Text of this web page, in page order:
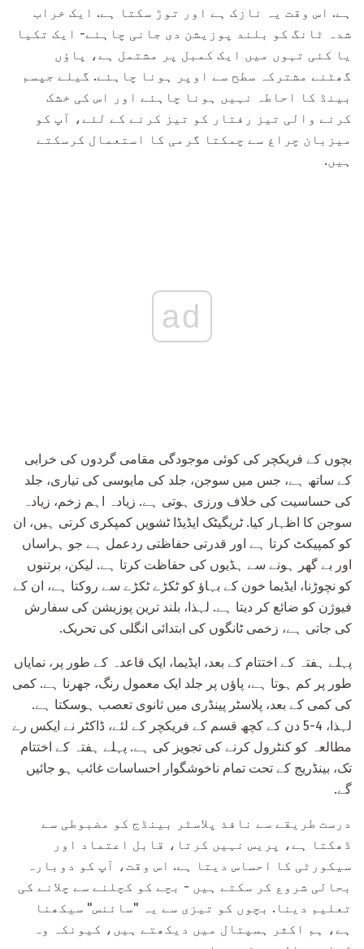
ہے. اس وقت یہ نازک ہے اور توڑ سکتا ہے. ایک خراب
شدہ ٹانگ کو بلند پوزیشن دی جانی چاہئے- ایک تکیا
یا کئی تہوں میں ایک کمبل پر مشتمل ہے، پاؤں
گھٹنے مشترکہ سطح سے اوپر ہونا چاہئے. گیلے جپسم
بینڈ کا احاطہ نہیں ہونا چاہئے اور اس کی خشک
کرنے والی تیز رفتار کو تیز کرنے کے لئے، آپ کو
میزبان چراغ سے چمکتا گرمی کا استعمال کرسکتے
ہیں.
ad
بچوں کے فریکچر کی کوئی موجودگی مقامی گردوں کی خرابی
کے ساتھ ہے، جس میں سوجن، جلد کی مایوسی کی تیاری، جلد
کی حساسیت کی خلاف ورزی ہوتی ہے. زیادہ اہم زخم، زیادہ
سوجن کا اظہار کیا. ٹریگیٹک ایڈیڈا ٹشویں کمپکری کرتی ہیں، ان
کو کمپیکٹ کرتا ہے اور قدرتی حفاظتی ردعمل ہے جو ہراساں
اور بے گھر ہونے سے ہڈیوں کی حفاظت کرتا ہے. لیکن، برتنوں
کو نچوڑنا، ایڈیما خون کے بہاؤ کو ٹکڑے ٹکڑے سے روکتا ہے، ان کے
فیوژن کو ضائع کر دیتا ہے. لہذا، بلند ترین پوزیشن کی سفارش
کی جاتی ہے، زخمی ٹانگوں کی ابتدائی انگلی کی تحریک.
پہلے ہفتہ کے اختتام کے بعد، ایڈیما، ایک قاعدہ کے طور پر، نمایاں
طور پر کم ہوتا ہے، پاؤں پر جلد ایک معمول رنگ، جھرنا ہے. کمی
کی کمی کے بعد، پلاسٹر پینڈری میں ثانوی تعصب ہوسکتا ہے.
لہذا، 4-5 دن کے کچھ قسم کے فریکچر کے لئے، ڈاکٹر نے ایکس رے
مطالعہ کو کنٹرول کرنے کی تجویز کی ہے. پہلے ہفتہ کے اختتام
تک، بینڈریج کے تحت تمام ناخوشگوار احساسات غائب ہو جائیں
گے.
درست طریقے سے نافذ پلاسٹر بینڈج کو مضبوطی سے
ڈھکتا ہے، پریس نہیں کرتا، قابل اعتماد اور
سیکورٹی کا احساس دیتا ہے. اس وقت، آپ کو دوبارہ
بحالی شروع کر سکتے ہیں - بچے کو کچلنے سے چلانے کی
تعلیم دینا. بچوں کو تیزی سے یہ "سائنس" سیکھنا
ہے، ہم اکثر ہسپتال میں دیکھتے ہیں، کیونکہ وہ